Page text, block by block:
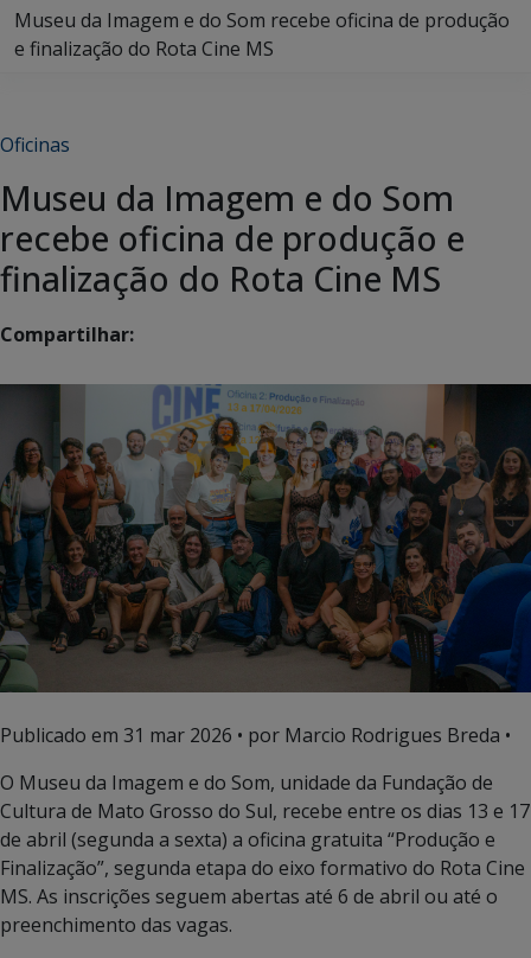
Museu da Imagem e do Som recebe oficina de produção
e finalização do Rota Cine MS
Oficinas
Museu da Imagem e do Som
recebe oficina de produção e
finalização do Rota Cine MS
Compartilhar:
Publicado em 31 mar 2026 • por Marcio Rodrigues Breda •
O Museu da Imagem e do Som, unidade da Fundação de
Cultura de Mato Grosso do Sul, recebe entre os dias 13 e 17
de abril (segunda a sexta) a oficina gratuita “Produção e
Finalização”, segunda etapa do eixo formativo do Rota Cine
MS. As inscrições seguem abertas até 6 de abril ou até o
preenchimento das vagas.